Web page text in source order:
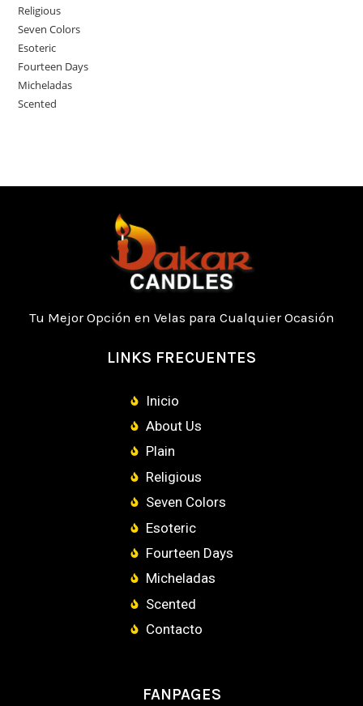
Religious
Seven Colors
Esoteric
Fourteen Days
Micheladas
Scented
Tu Mejor Opción en Velas para Cualquier Ocasión
LINKS FRECUENTES
Inicio
About Us
Plain
Religious
Seven Colors
Esoteric
Fourteen Days
Micheladas
Scented
Contacto
FANPAGES